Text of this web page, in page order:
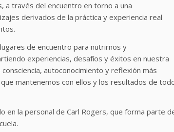
a través del encuentro en torno a una
derivados de la práctica y experiencia real
de encuentro para nutrirnos y
experiencias, desafíos y éxitos en nuestra
autoconocimiento y reflexión más
mantenemos con ellos y los resultados de
en la personal de Carl Rogers, que forma parte